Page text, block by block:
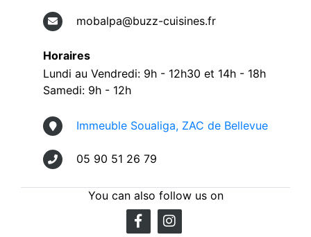
mobalpa@buzz-cuisines.fr
Horaires
Lundi au Vendredi: 9h - 12h30 et 14h - 18h
Samedi: 9h - 12h
Immeuble Soualiga, ZAC de Bellevue
05 90 51 26 79
You can also follow us on